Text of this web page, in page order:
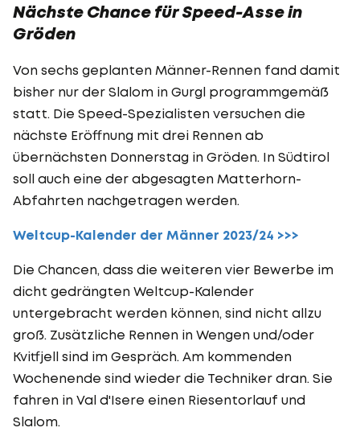
Nächste Chance für Speed-Asse in
Gröden
Von sechs geplanten Männer-Rennen fand damit
bisher nur der Slalom in Gurgl programmgemäß
statt. Die Speed-Spezialisten versuchen die
nächste Eröffnung mit drei Rennen ab
übernächsten Donnerstag in Gröden. In Südtirol
soll auch eine der abgesagten Matterhorn-
Abfahrten nachgetragen werden.
Weltcup-Kalender der Männer 2023/24 >>>
Die Chancen, dass die weiteren vier Bewerbe im
dicht gedrängten Weltcup-Kalender
untergebracht werden können, sind nicht allzu
groß. Zusätzliche Rennen in Wengen und/oder
Kvitfjell sind im Gespräch. Am kommenden
Wochenende sind wieder die Techniker dran. Sie
fahren in Val d'Isere einen Riesentorlauf und
Slalom.